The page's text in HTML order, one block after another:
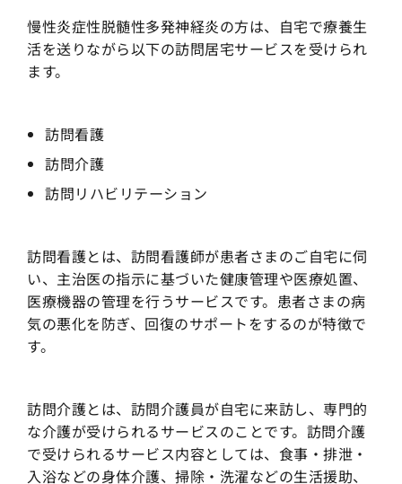
慢性炎症性脱髄性多発神経炎の方は、自宅で療養生
活を送りながら以下の訪問居宅サービスを受けられ
ます。
訪問看護
訪問介護
訪問リハビリテーション
訪問看護とは、訪問看護師が患者さまのご自宅に伺
い、主治医の指示に基づいた健康管理や医療処置、
医療機器の管理を行うサービスです。患者さまの病
気の悪化を防ぎ、回復のサポートをするのが特徴で
す。
訪問介護とは、訪問介護員が自宅に来訪し、専門的
な介護が受けられるサービスのことです。訪問介護
で受けられるサービス内容としては、食事・排泄・
入浴などの身体介護、掃除・洗濯などの生活援助、